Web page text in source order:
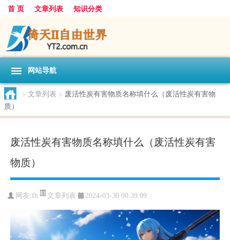
首 页 文章列表 知识分类
网站导航
> 文章列表 > 废活性炭有害物质名称填什么（废活性炭有害物
质）
废活性炭有害物质名称填什么（废活性炭有害
物质）
网友:fh 文章列表 2024-03-30 00:39:09